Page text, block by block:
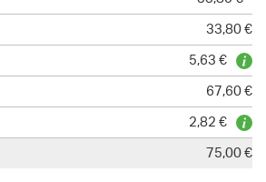
33,80 €
5,63 €
67,60 €
2,82 €
75,00 €